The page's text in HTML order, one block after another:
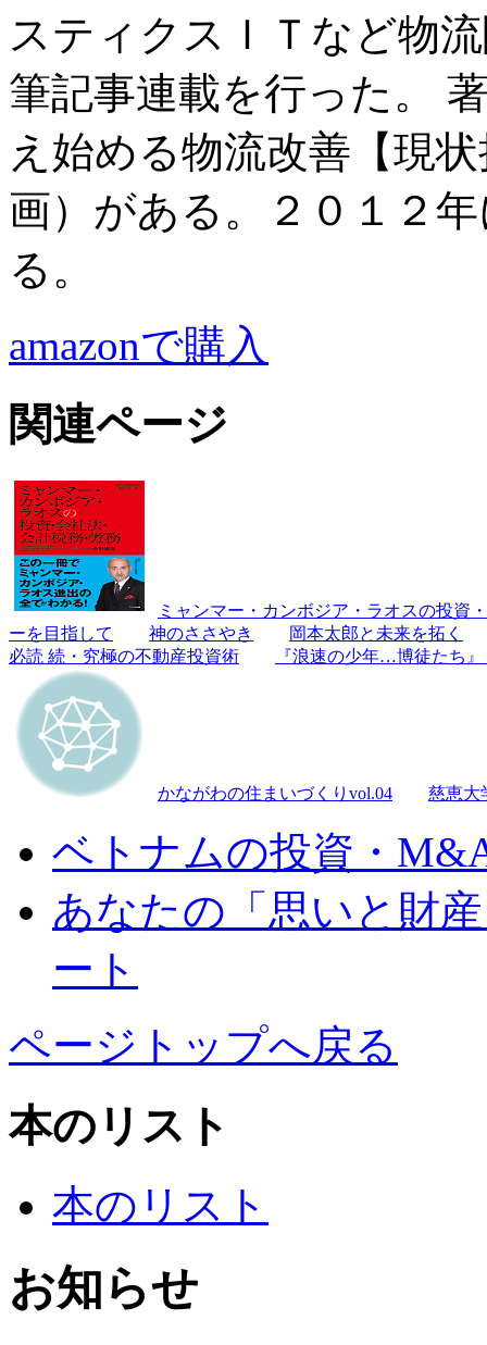
スティクスＩＴなど物
筆記事連載を行った。
え始める物流改善【現
画）がある。２０１２
る。
amazonで購入
関連ページ
ミャンマー・カンボジア・ラオスの投資
ーを目指して
神のささやき
岡本太郎と未来を拓く
必読 続・究極の不動産投資術
『浪速の少年…博徒たち
かながわの住まいづくりvol.04 慈恵大
ベトナムの投資・
あなたの「思いと財
ート
ページトップへ戻る
本のリスト
本のリスト
お知らせ